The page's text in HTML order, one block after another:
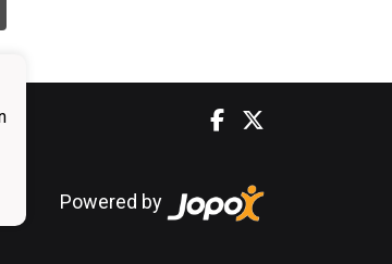
Powered by